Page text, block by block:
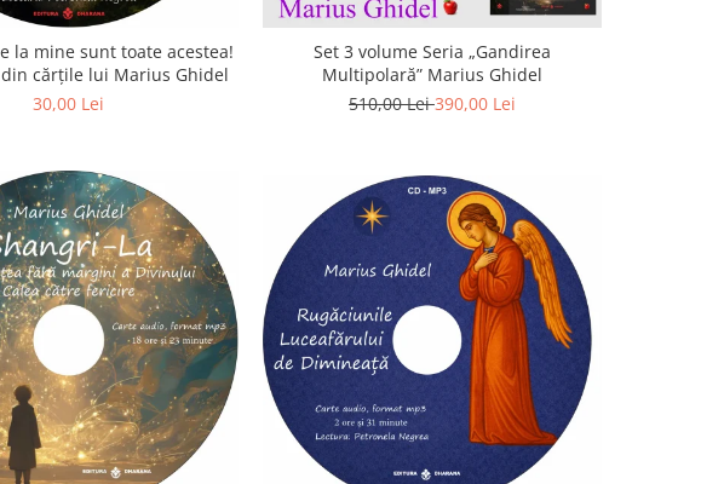
la mine sunt toate acestea!
cărțile lui Marius Ghidel
30,00 Lei
Set 3 volume Seria „Gandirea
Multipolară” Marius Ghidel
510,00 Lei390,00 Lei